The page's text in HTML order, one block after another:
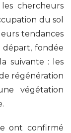
chercheurs
du sol
tendances
départ, fondée
suivante : les
régénération
végétation
ont confirmé